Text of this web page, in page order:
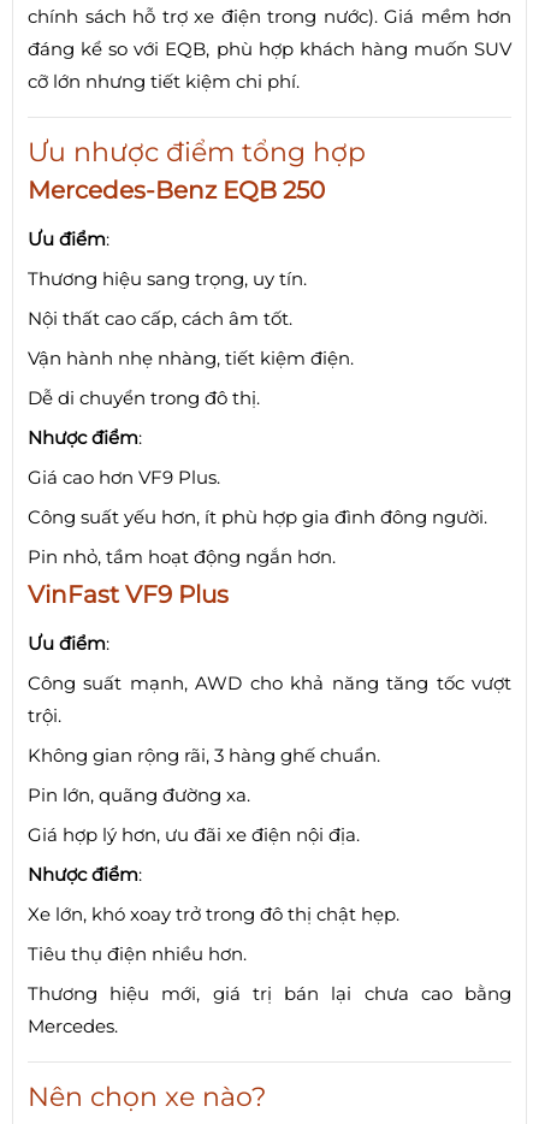
chính sách hỗ trợ xe điện trong nước). Giá mềm hơn
đáng kể so với EQB, phù hợp khách hàng muốn SUV
cỡ lớn nhưng tiết kiệm chi phí.
Ưu nhược điểm tổng hợp
Mercedes-Benz EQB 250
Ưu điểm:
Thương hiệu sang trọng, uy tín.
Nội thất cao cấp, cách âm tốt.
Vận hành nhẹ nhàng, tiết kiệm điện.
Dễ di chuyển trong đô thị.
Nhược điểm:
Giá cao hơn VF9 Plus.
Công suất yếu hơn, ít phù hợp gia đình đông người.
Pin nhỏ, tầm hoạt động ngắn hơn.
VinFast VF9 Plus
Ưu điểm:
Công suất mạnh, AWD cho khả năng tăng tốc vượt
trội.
Không gian rộng rãi, 3 hàng ghế chuẩn.
Pin lớn, quãng đường xa.
Giá hợp lý hơn, ưu đãi xe điện nội địa.
Nhược điểm:
Xe lớn, khó xoay trở trong đô thị chật hẹp.
Tiêu thụ điện nhiều hơn.
Thương hiệu mới, giá trị bán lại chưa cao bằng
Mercedes.
Nên chọn xe nào?